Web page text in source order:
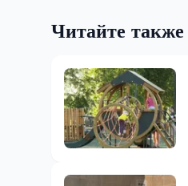
Читайте также